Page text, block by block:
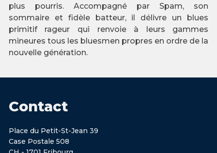
plus pourris. Accompagné par Spam, son
sommaire et fidèle batteur, il délivre un blues
primitif rageur qui renvoie à leurs gammes
mineures tous les bluesmen propres en ordre de la
nouvelle génération.
Contact
Place du Petit-St-Jean 39
Case Postale 508